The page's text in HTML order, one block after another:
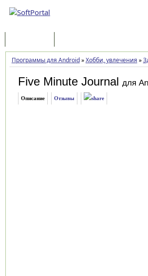
Программы для Android»Хобби, увлечения »
Five Minute Journal для
Описание Отзывы